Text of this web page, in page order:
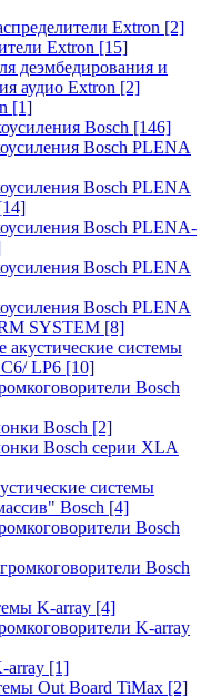
Extron [2]
Extron [15]
деэмбедирования и
аудио Extron [2]
[1]
Bosch [146]
Bosch PLENA
Bosch PLENA
Bosch PLENA-
Bosch PLENA
Bosch PLENA
SYSTEM [8]
системы
LP6 [10]
Bosch
Bosch [2]
Bosch серии XLA
системы
Bosch [4]
Bosch
Bosch
K-array [4]
K-array
array [1]
Out Board TiMax [2]